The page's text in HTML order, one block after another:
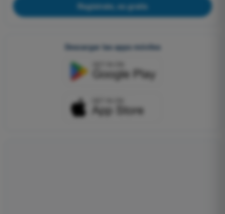
Regístrate, es gratis
Descargar las apps móviles